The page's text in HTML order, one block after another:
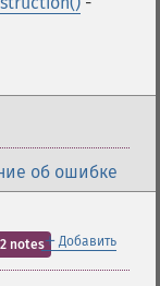
об ошибке
＋ Добавить
2 notes